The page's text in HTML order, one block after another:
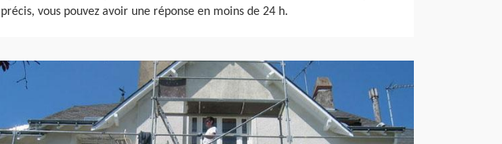
précis, vous pouvez avoir une réponse en moins de 24 h.